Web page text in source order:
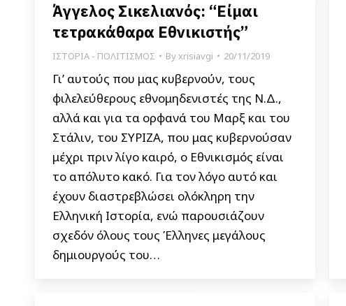
Άγγελος Σικελιανός: “Είμαι
τετρακάθαρα Εθνικιστής”
ΙΣΤΟΡΙΑ - ΠΟΛΙΤΙΣΜΟΣ Byxrisiavgi 20/11/2019
Γι’ αυτούς που μας κυβερνούν, τους
φιλελεύθερους εθνομηδενιστές της Ν.Δ.,
αλλά και για τα ορφανά του Μαρξ και του
Στάλιν, του ΣΥΡΙΖΑ, που μας κυβερνούσαν
μέχρι πριν λίγο καιρό, ο Εθνικισμός είναι
το απόλυτο κακό. Για τον λόγο αυτό και
έχουν διαστρεβλώσει ολόκληρη την
Ελληνική Ιστορία, ενώ παρουσιάζουν
σχεδόν όλους τους Έλληνες μεγάλους
δημιουργούς του…